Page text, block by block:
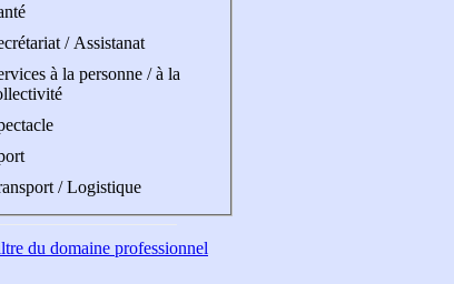
/ Assistanat
à la personne / à la
/ Logistique
du domaine professionnel